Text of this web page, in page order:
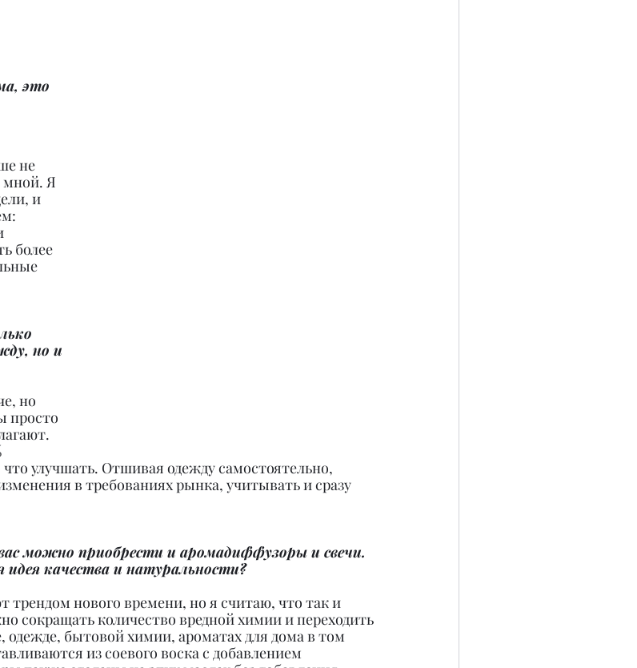
это
не
мной. Я
и
более
но и
но
просто
улучшать. Отшивая одежду самостоятельно,
в требованиях рынка, учитывать и сразу
можно приобрести и аромадиффузоры и свечи.
качества и натуральности?
трендом нового времени, но я считаю, что так и
сокращать количество вредной химии и переходить
одежде, бытовой химии, ароматах для дома в том
из соевого воска с добавлением